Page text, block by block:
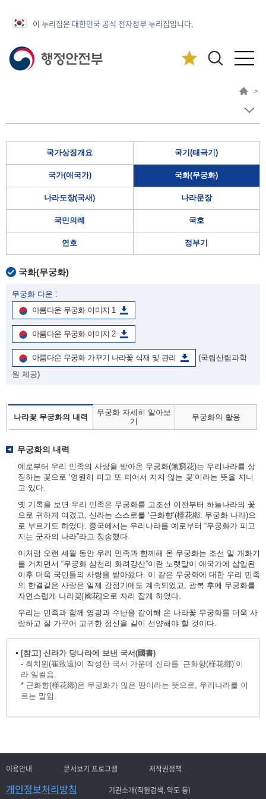
이 누리집은 대한민국 공식 전자정부 누리집입니다.
>
국가상징개요 국기(태극기)
국가(애국가) 국화(무궁화)
나라도장(국새) 나라문장
국민의례 국호
연호 정부기
국화(무궁화)
무궁화 다운 :
아름다운 무궁화 이미지 1
아름다운 무궁화 이미지 2
아름다운 무궁화 가꾸기 나라꽃 식재 및 관리
(국립산림과학
원 제공)
나라꽃 무궁화의 내력
무궁화 자세히 알아보
기
무궁화의 활용
무궁화의 내력
예로부터 우리 민족의 사랑을 받아온 무궁화(無窮花)는 우리나라를 상
징하는 꽃으로 ‘영원히 피고 또 피어서 지지 않는 꽃’이라는 뜻을 지니
고 있다.
옛 기록을 보면 우리 민족은 무궁화를 고조선 이전부터 하늘나라의 꽃
으로 귀하게 여겼고, 신라는 스스로를 ‘근화향’(槿花鄕: 무궁화 나라)으
로 부르기도 하였다. 중국에서는 우리나라를 예로부터 “무궁화가 피고
지는 군자의 나라”라고 칭송했다.
이처럼 오랜 세월 동안 우리 민족과 함께해 온 무궁화는 조선 말 개화기
를 거치면서 “무궁화 삼천리 화려강산”이란 노랫말이 애국가에 삽입된
이후 더욱 국민들의 사랑을 받아왔다. 이 같은 무궁화에 대한 우리 민족
의 한결같은 사랑은 일제 강점기에도 계속되었고, 광복 후에 무궁화를
자연스럽게 나라꽃[國花]으로 자리 잡게 하였다.
우리는 민족과 함께 영광과 수난을 같이해 온 나라꽃 무궁화를 더욱 사
랑하고 잘 가꾸어 고귀한 정신을 길이 선양해야 할 것이다.
[참고] 신라가 당나라에 보낸 국서(國書)
- 최치원(崔致遠)이 작성한 국서 가운데 신라를 ‘근화향(槿花鄕)’이
라 일컬음.
* 근화향(槿花鄕)은 무궁화가 많은 땅이라는 뜻으로, 우리나라를 이
르는 말임.
이용안내 문서보기 프로그램 저작권정책
개인정보처리방침 기관소개(직원검색, 약도 등)